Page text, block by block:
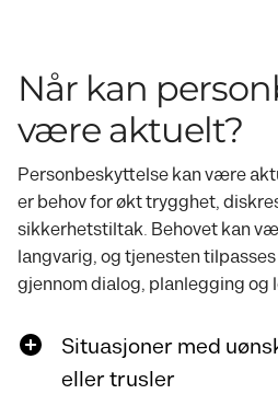
Når kan
være aktuelt?
Personbeskyttelse kan være
er behov for økt trygghet,
sikkerhetstiltak. Behovet kan
langvarig, og tjenesten
gjennom dialog, planlegging og
Situasjoner med
eller trusler